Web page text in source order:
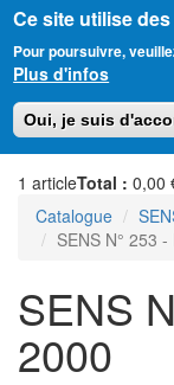
Ce site utilise
Pour poursuivre,
Plus d'infos
Oui, je suis
au
contenu
principal
1 articleTotal : 0,00
Catalogue
SENS N° 253
SENS
2000